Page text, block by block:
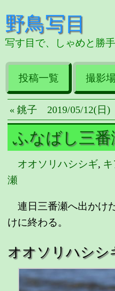
野鳥写目
写す目で、しゃめと勝
投稿一覧 撮影
« 銚子 2019/05/12(日)
ふなばし三
オオソリハシシギ,
瀬
連日三番瀬へ出かけ
けに終わる。
オオソリハシシ